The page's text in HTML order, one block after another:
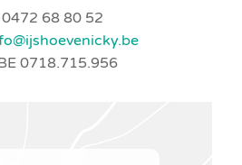
0472 68 80 52
0718.715.956